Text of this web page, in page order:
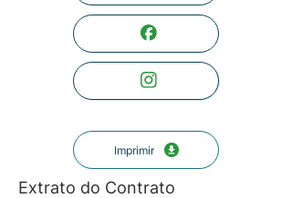
Imprimir
Extrato do Contrato